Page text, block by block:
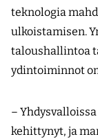
teknologia
ulkoistamisen.
taloushallintoa
ydintoiminnot
–
kehittynyt, ja